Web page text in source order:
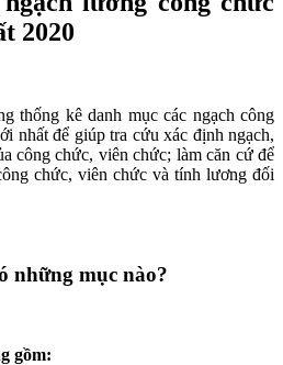
2020
thống kê danh mục các ngạch công
nhất để giúp tra cứu xác định ngạch,
công chức, viên chức; làm căn cứ để
chức, viên chức và tính lương đối
những mục nào?
gồm: